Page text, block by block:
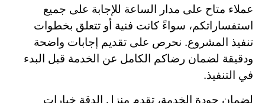
عملاء متاح على مدار الساعة للإجابة على جميع
استفساراتكم، سواءً كانت فنية أو تتعلق بخطوات
تنفيذ المشروع. نحرص على تقديم إجابات واضحة
ودقيقة لضمان رضاكم الكامل عن الخدمة قبل البدء
في التنفيذ.
لضمان جودة الخدمة، تقدم منزل الدقة خيارات